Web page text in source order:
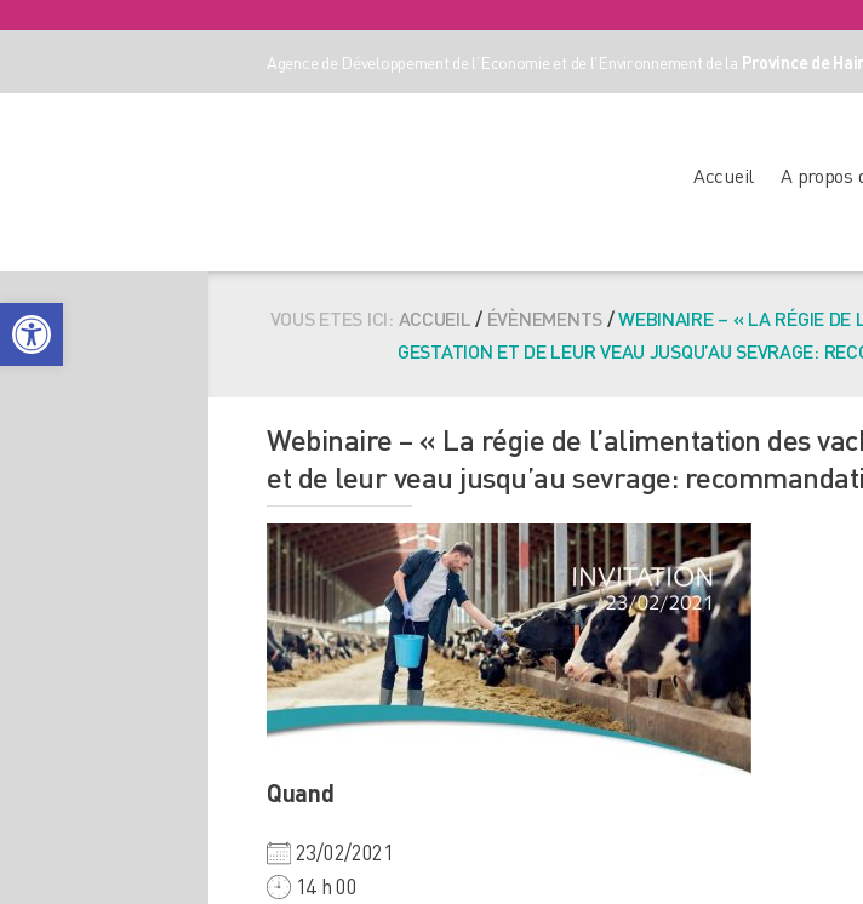
Agence de Développement de l'Economie et de l'Environnement de la Province de
Accueil A propos
VOUS ETES ICI: ACCUEIL/ ÉVÈNEMENTS/WEBINAIRE – « LA RÉGIE DE
GESTATION ET DE LEUR VEAU JUSQU’AU SEVRAGE:
Webinaire – « La régie de l’alimentation des
et de leur veau jusqu’au sevrage:
Quand
23/02/2021
14 h 00
Ouvrir la barre d’outils